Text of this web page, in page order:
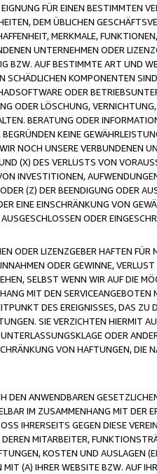
FÜR EINEN BESTIMMTEN
DEM ÜBLICHEN
MERKMALE,
UNTERNEHMEN ODER
BZW. AUF BESTIMMTE ART UND
SCHÄDLICHEN KOMPONENTEN
ODER
ODER LÖSCHUNG,
BERATUNG ODER
KEINE
NOCH UNSERE VERBUNDENEN
(X) DES VERLUSTS VON
INVESTITIONEN,
(Z) DER BEENDIGUNG ODER
EINE EINSCHRÄNKUNG VON
ODER
ODER LIZENZGEBER HAFTEN
ODER GEWINNE,
SELBST WENN WIR AUF DIE
MIT DEN
DES EREIGNISSES, DAS
SIE VERZICHTEN HIERMIT
ODER
VON HAFTUNGEN, DIE
ANWENDBAREN
IM ZUSAMMENHANG MIT DER
IHRERSEITS GEGEN DIESE
MITARBEITER,
KOSTEN UND AUSLAGEN
(A) IHRER WEBSITE BZW. AUF